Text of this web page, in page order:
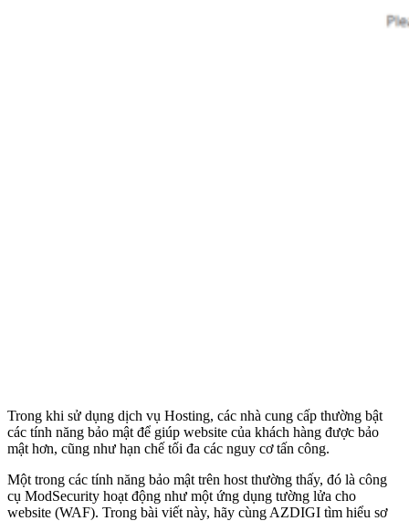
Trong khi sử dụng dịch vụ Hosting, các nhà cung cấp thường bật
các tính năng bảo mật để giúp website của khách hàng được bảo
mật hơn, cũng như hạn chế tối đa các nguy cơ tấn công.
Một trong các tính năng bảo mật trên host thường thấy, đó là công
cụ ModSecurity hoạt động như một ứng dụng tường lửa cho
website (WAF). Trong bài viết này, hãy cùng AZDIGI tìm hiểu sơ